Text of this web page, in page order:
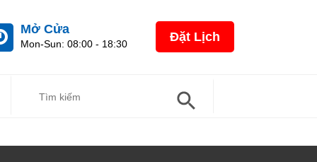
Đặt Lịch
Mở Cửa
Mon-Sun: 08:00 - 18:30
For: